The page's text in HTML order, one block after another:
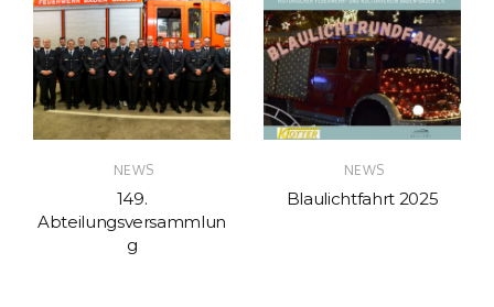
NEWS
149.
Abteilungsversammlun
g
NEWS
Blaulichtfahrt 2025